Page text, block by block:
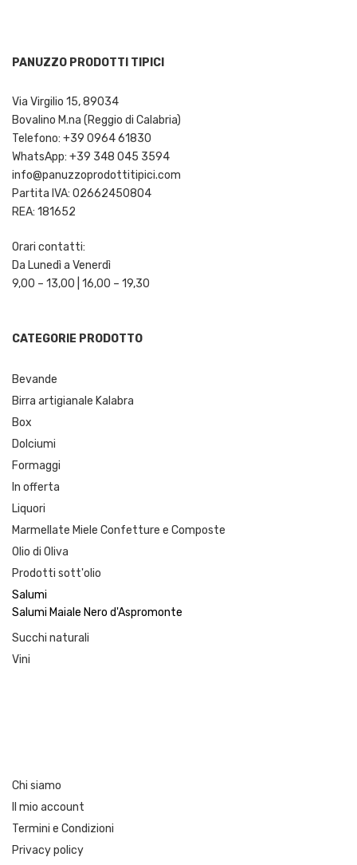
PANUZZO PRODOTTI TIPICI
Via Virgilio 15, 89034
Bovalino M.na (Reggio di Calabria)
Telefono: +39 0964 61830
WhatsApp: +39 348 045 3594
info@panuzzoprodottitipici.com
Partita IVA: 02662450804
REA: 181652
Orari contatti:
Da Lunedì a Venerdì
9,00 – 13,00 | 16,00 – 19,30
CATEGORIE PRODOTTO
Bevande
Birra artigianale Kalabra
Box
Dolciumi
Formaggi
In offerta
Liquori
Marmellate Miele Confetture e Composte
Olio di Oliva
Prodotti sott'olio
Salumi
Salumi Maiale Nero d'Aspromonte
Succhi naturali
Vini
Chi siamo
Il mio account
Termini e Condizioni
Privacy policy